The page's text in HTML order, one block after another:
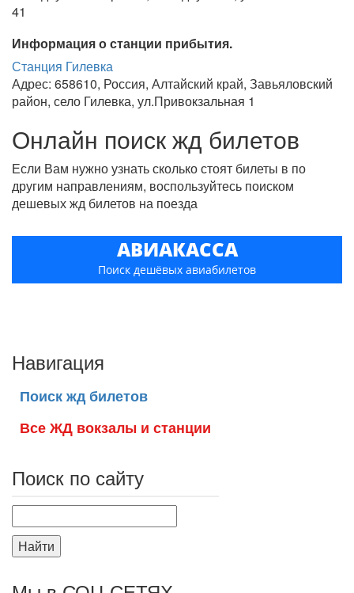
41
Информация о станции прибытия.
Станция Гилевка
Адрес: 658610, Россия, Алтайский край, Завьяловский
район, село Гилевка, ул.Привокзальная 1
Онлайн поиск жд билетов
Если Вам нужно узнать сколько стоят билеты в по
другим направлениям, воспользуйтесь поиском
дешевых жд билетов на поезда
АВИАКАССА
Поиск дешёвых авиабилетов
Навигация
Поиск жд билетов
Все ЖД вокзалы и станции
Поиск по сайту
Найти